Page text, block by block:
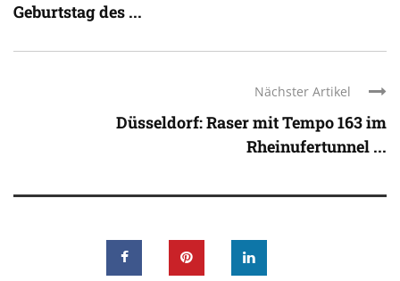
Geburtstag des ...
Nächster Artikel
Düsseldorf: Raser mit Tempo 163 im
Rheinufertunnel ...